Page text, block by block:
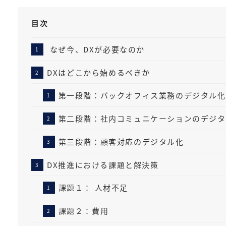
目次
なぜ今、DXが必要なのか
DXはどこから始めるべきか
第一段階：バックオフィス業務のデジタル化
第二段階：社内コミュニケーションのデジ
第三段階：顧客対応のデジタル化
DX推進における課題と解決策
課題１： 人材不足
課題２：費用